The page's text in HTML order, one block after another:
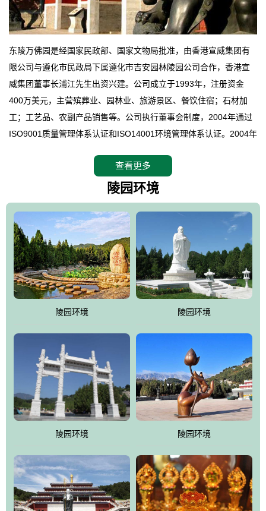
东陵万佛园是经国家民政部、国家文物局批准，由香港宣威集团有
限公司与遵化市民政局下属遵化市吉安园林陵园公司合作，香港宣
威集团董事长浦江先生出资兴建。公司成立于1993年，注册资金
400万美元，主营殡葬业、园林业、旅游景区、餐饮住宿；石材加
工；工艺品、农副产品销售等。公司执行董事会制度，2004年通过
ISO9001质量管理体系认证和ISO14001环境管理体系认证。2004年
拥有4A级旅游区头衔的花园式陵园，园内建有四星级酒店一座。
万佛园位于遵化市境内，座落在世界文化遗产清东陵地形墙内，地
形绝佳，地理位置优越，交通便利。公司以“建设全国顶级人生后花
园、打造佛教精品旅游圣地”为目标，以海外归侨、国内外知名人士
的墓地安葬、祭祀吊亡并结合旅游参观构成其主要使用功能；以苍
郁绚丽、优雅宜人的园林景观构成其外部形象。通过墓园建设与造
园手法相结合的默契操作，建成一处特色鲜明、服务周全、环境优
美、民族风格突出，与周边文物古迹交相呼应的极具吸引力的花园
式园林。
万佛园工程一期占地448亩，目前完成投资近12亿元人民币，园区采
用全仿古式建筑，寻求与世界文化遗产地清东陵的和谐统一，在园
区建设中寻求陵园建设与景区建设的有机融合，充分发挥独一无二
的地形优势，打造现代艺术园林，建设旅游景观、寺庙、酒店等综
合服务设施，服务于陵园经营，使企业的多元化经营项目相互依
托、相互促进，园区绿化覆盖率达90%。
查看更多
陵园环境
陵园环境 陵园环境
陵园环境 陵园环境